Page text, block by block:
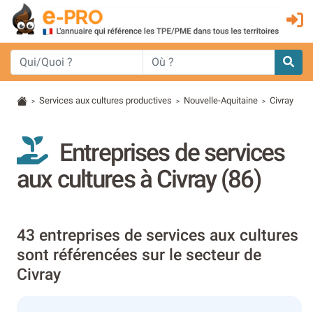
> Services aux cultures productives > Nouvelle-Aquitaine > Civray
Entreprises de services
aux cultures à Civray (86)
43 entreprises de services aux cultures
sont référencées sur le secteur de
Civray